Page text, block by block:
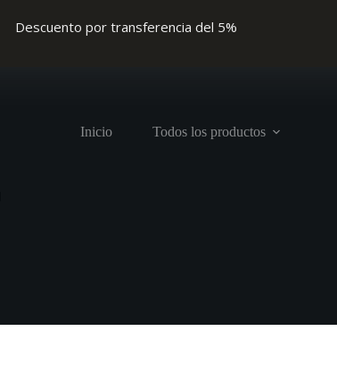
Descuento por transferencia del 5%
Inicio
Todos los productos